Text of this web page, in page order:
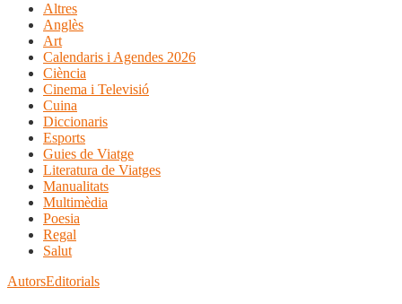
Altres
Anglès
Art
Calendaris i Agendes 2026
Ciència
Cinema i Televisió
Cuina
Diccionaris
Esports
Guies de Viatge
Literatura de Viatges
Manualitats
Multimèdia
Poesia
Regal
Salut
AutorsEditorials